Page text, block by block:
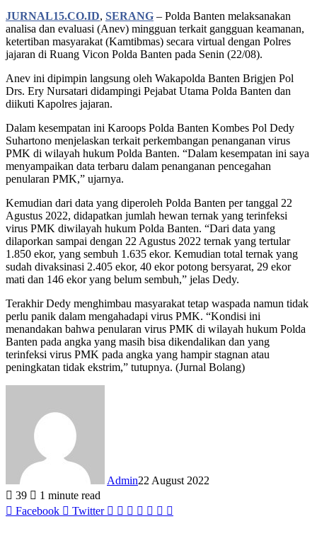
JURNAL15.CO.ID, SERANG – Polda Banten melaksanakan
analisa dan evaluasi (Anev) mingguan terkait gangguan keamanan,
ketertiban masyarakat (Kamtibmas) secara virtual dengan Polres
jajaran di Ruang Vicon Polda Banten pada Senin (22/08).
Anev ini dipimpin langsung oleh Wakapolda Banten Brigjen Pol
Drs. Ery Nursatari didampingi Pejabat Utama Polda Banten dan
diikuti Kapolres jajaran.
Dalam kesempatan ini Karoops Polda Banten Kombes Pol Dedy
Suhartono menjelaskan terkait perkembangan penanganan virus
PMK di wilayah hukum Polda Banten. “Dalam kesempatan ini saya
menyampaikan data terbaru dalam penanganan pencegahan
penularan PMK,” ujarnya.
Kemudian dari data yang diperoleh Polda Banten per tanggal 22
Agustus 2022, didapatkan jumlah hewan ternak yang terinfeksi
virus PMK diwilayah hukum Polda Banten. “Dari data yang
dilaporkan sampai dengan 22 Agustus 2022 ternak yang tertular
1.850 ekor, yang sembuh 1.635 ekor. Kemudian total ternak yang
sudah divaksinasi 2.405 ekor, 40 ekor potong bersyarat, 29 ekor
mati dan 146 ekor yang belum sembuh,” jelas Dedy.
Terakhir Dedy menghimbau masyarakat tetap waspada namun tidak
perlu panik dalam mengahadapi virus PMK. “Kondisi ini
menandakan bahwa penularan virus PMK di wilayah hukum Polda
Banten pada angka yang masih bisa dikendalikan dan yang
terinfeksi virus PMK pada angka yang hampir stagnan atau
peningkatan tidak ekstrim,” tutupnya. (Jurnal Bolang)
Admin22 August 2022
39
1 minute read
Facebook
Twitter LinkedIn
Tumblr
Pinterest
Reddit
VKontakte
Share